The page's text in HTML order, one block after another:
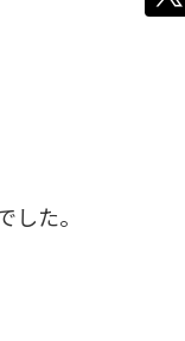
した。